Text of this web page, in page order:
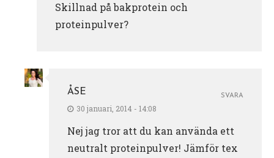
Skillnad på bakprotein och
proteinpulver?
ÅSE
30 januari, 2014 - 14:08
Nej jag tror att du kan använda ett
neutralt proteinpulver! Jämför tex
SVARA